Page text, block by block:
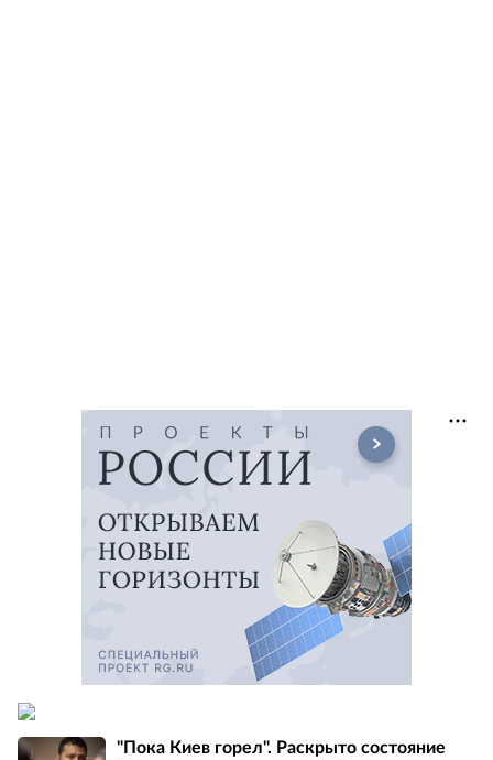
"Пока Киев горел". Раскрыто состояние